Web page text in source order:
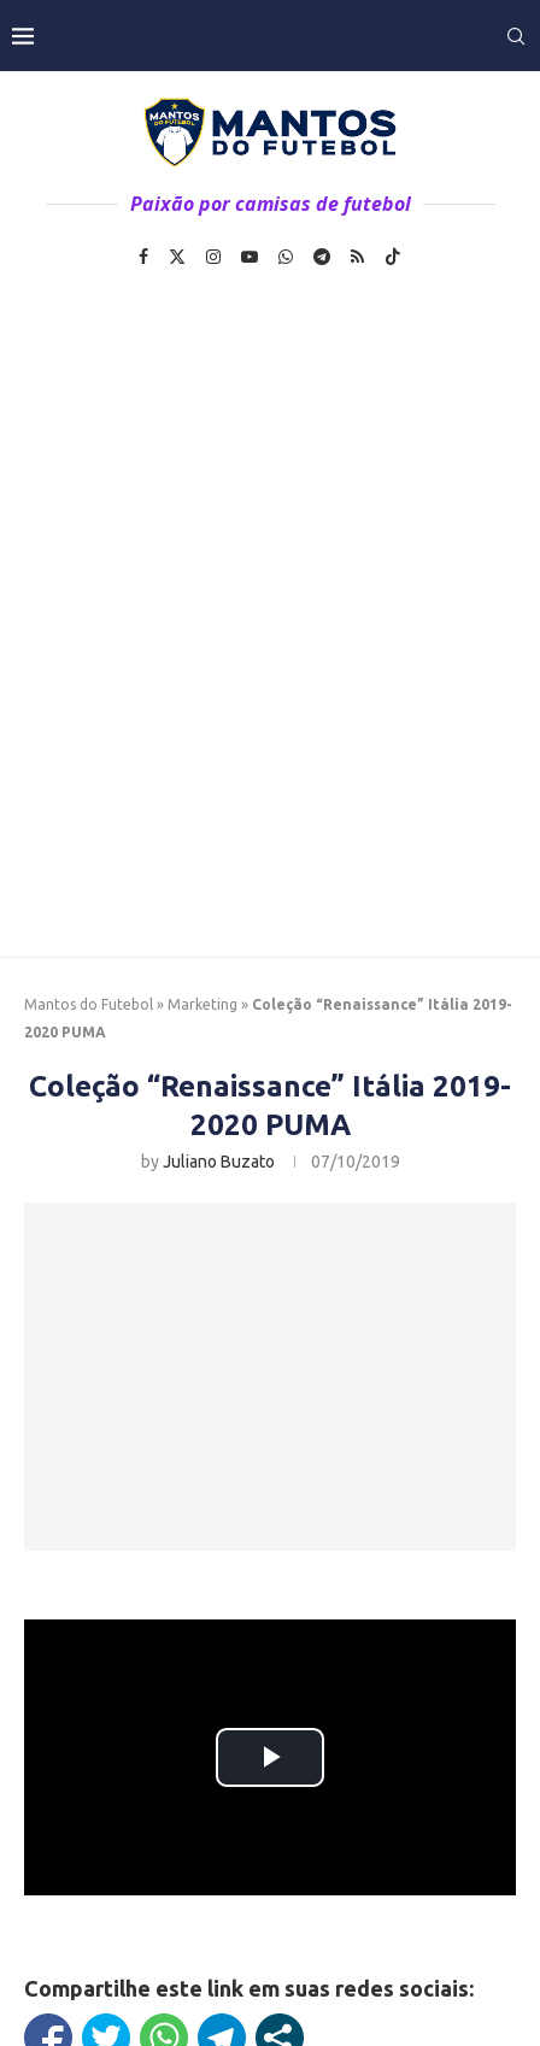
Paixão por camisas de futebol
Mantos do Futebol » Marketing » Coleção “Renaissance” Itália 2019-
2020 PUMA
Coleção “Renaissance” Itália 2019-
2020 PUMA
byJuliano Buzato 07/10/2019
Compartilhe este link em suas redes sociais: